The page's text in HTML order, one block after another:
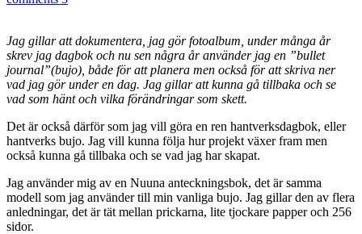
Jag gillar att dokumentera, jag gör fotoalbum, under många år
skrev jag dagbok och nu sen några år använder jag en ”bullet
journal”(bujo), både för att planera men också för att skriva ner
vad jag gör under en dag. Jag gillar att kunna gå tillbaka och se
vad som hänt och vilka förändringar som skett.
Det är också därför som jag vill göra en ren hantverksdagbok, eller
hantverks bujo. Jag vill kunna följa hur projekt växer fram men
också kunna gå tillbaka och se vad jag har skapat.
Jag använder mig av en Nuuna anteckningsbok, det är samma
modell som jag använder till min vanliga bujo. Jag gillar den av flera
anledningar, det är tät mellan prickarna, lite tjockare papper och 256
sidor.